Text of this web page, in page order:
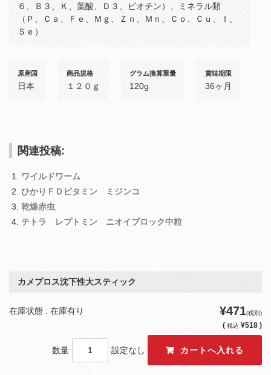
６、Ｂ３、Ｋ、葉酸、Ｄ３、ビオチン）、ミネラル類
（Ｐ、Ｃａ、Ｆｅ、Ｍｇ、Ｚｎ、Ｍｎ、Ｃｏ、Ｃｕ、Ｉ、
Ｓｅ）
原産国
日本
商品規格
１２０ｇ
グラム換算重量
120g
賞味期限
36ヶ月
関連投稿:
ワイルドワーム
ひかりＦＤビタミン ミジンコ
乾燥赤虫
テトラ レプトミン ニオイブロック中粒
カメプロス沈下性大スティック
在庫状態 : 在庫有り ¥471(税別)
( 税込 ¥518 )
数量 設定なし